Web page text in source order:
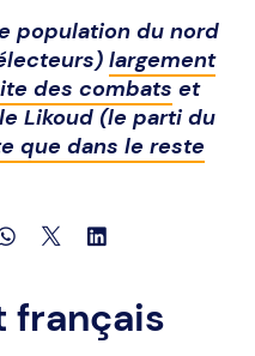
population du nord
largement
des combats et
Likoud (le parti du
que dans le reste
français